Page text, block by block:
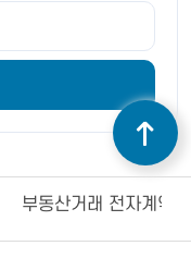
부동산거래 전자계약